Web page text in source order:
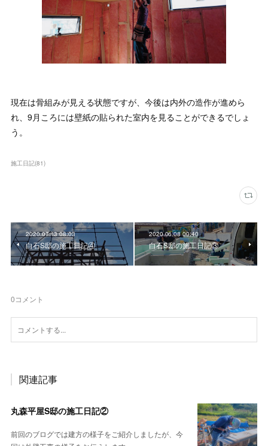
現在は骨組みが見える状態ですが、今後は内外の造作が進めら
れ、9月ころには壁紙の貼られた室内を見ることができるでしょ
う。
施工日記(81)
2020.07.13 08:03
白石S邸の施工日記④
2020.06.08 00:40
白石S邸の施工日記③
0コメント
関連記事
丸森平屋S邸の施工日記②
前回のブログでは建方の様子をご紹介しましたが、今